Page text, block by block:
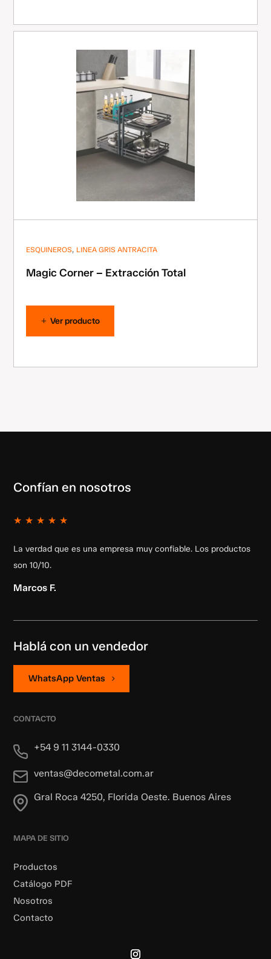
ESQUINEROS, LINEA GRIS ANTRACITA
Magic Corner – Extracción Total
Ver producto
Confían en nosotros
★ ★ ★ ★ ★
La verdad que es una empresa muy confiable. Los productos
son 10/10.
Marcos F.
Hablá con un vendedor
WhatsApp Ventas
CONTACTO
+54 9 11 3144-0330
ventas@decometal.com.ar
Gral Roca 4250, Florida Oeste. Buenos Aires
MAPA DE SITIO
Productos
Catálogo PDF
Nosotros
Contacto